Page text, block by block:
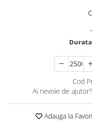
Cod
Ai nevoie de ajutor?
Adauga la